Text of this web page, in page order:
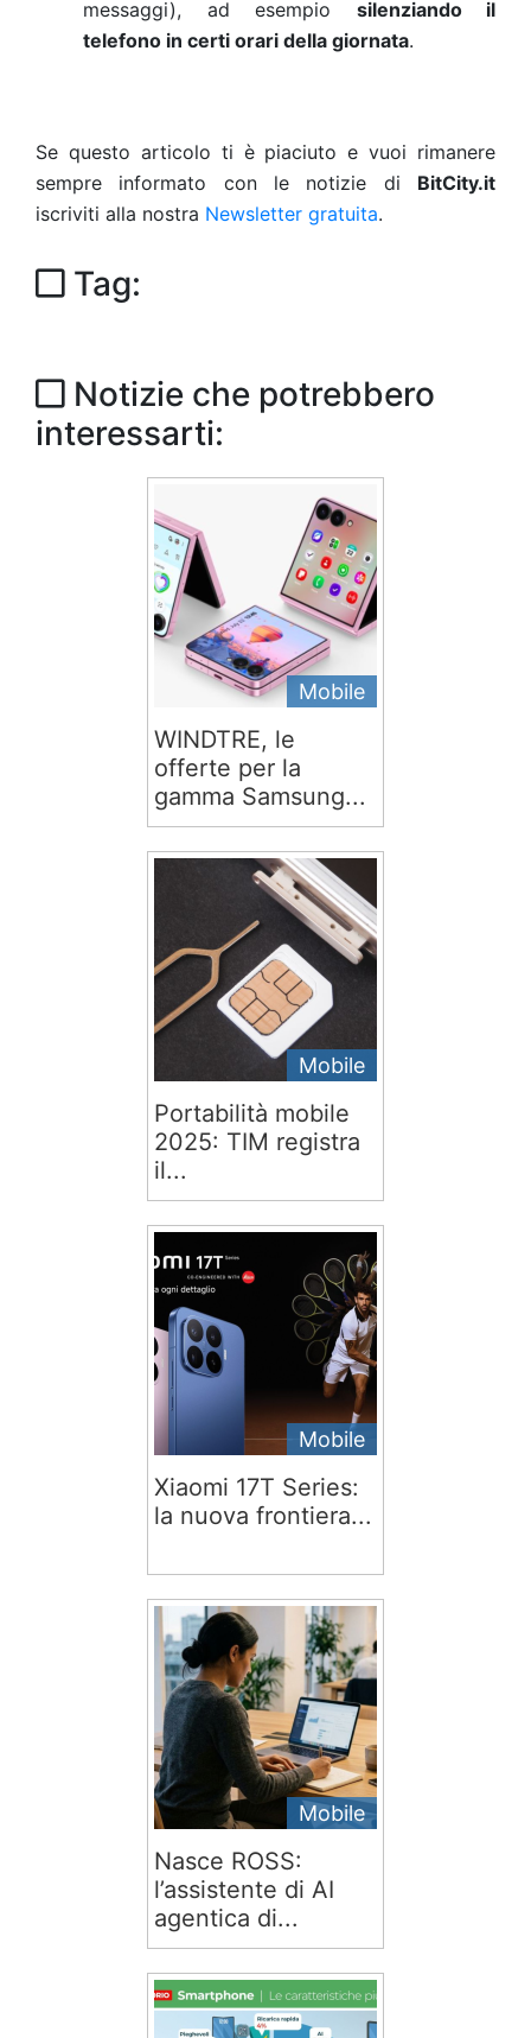
messaggi), ad esempio silenziando il
telefono in certi orari della giornata.
Se questo articolo ti è piaciuto e vuoi rimanere
sempre informato con le notizie di BitCity.it
iscriviti alla nostra Newsletter gratuita.
Tag:
Notizie che potrebbero
interessarti:
Mobile
WINDTRE, le
offerte per la
gamma Samsung...
Mobile
Portabilità mobile
2025: TIM registra
il...
Mobile
Xiaomi 17T Series:
la nuova frontiera...
Mobile
Nasce ROSS:
l’assistente di AI
agentica di...